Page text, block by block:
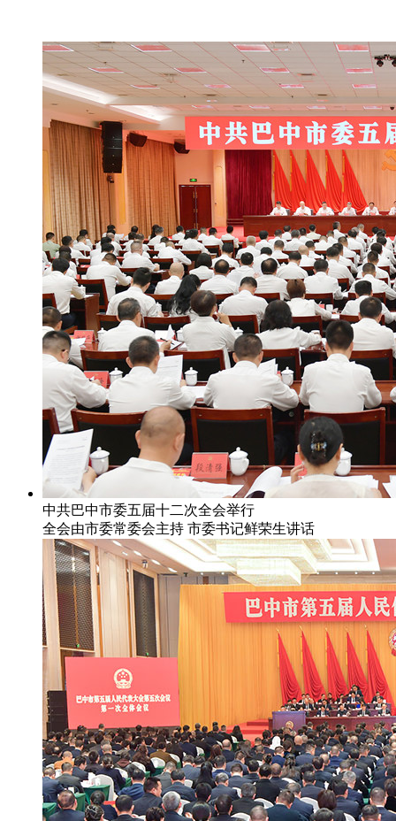
中共巴中市委五届十二次全会举行
全会由市委常委会主持 市委书记鲜荣生讲话